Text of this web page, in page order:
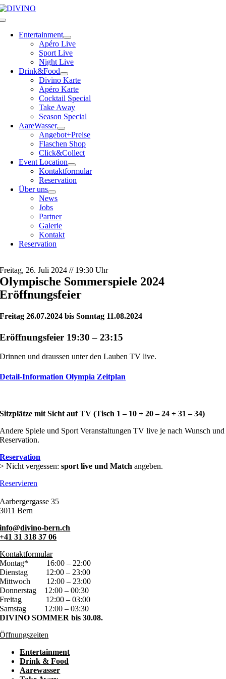
Skip
to
Toggle
NavigationEntertainment
Apéro Live
Sport Live
Night Live
Drink&Food
Divino Karte
Apéro Karte
Cocktail Special
Take Away
Season Special
AareWasser
Angebot+Preise
Flaschen Shop
Click&Collect
Event Location
Kontaktformular
Reservation
Über uns
News
Jobs
Partner
Galerie
Kontakt
Reservation
Freitag, 26. Juli 2024 // 19:30 Uhr
Olympische Sommerspiele 2024
Eröffnungsfeier
Freitag 26.07.2024 bis Sonntag 11.08.2024
Eröffnungsfeier 19:30 – 23:15
Drinnen und draussen unter den Lauben TV live.
Detail-Information Olympia Zeitplan
Sitzplätze mit Sicht auf TV (Tisch 1 – 10 + 20 – 24 + 31 – 34)
Andere Spiele und Sport Veranstaltungen TV live je nach Wunsch und
Reservation.
Reservation
> Nicht vergessen:sport live und Match angeben.
Reservieren
Aarbergergasse 35
3011 Bern
info@divino-bern.ch
+41 31 318 37 06
Kontaktformular
Montag*
16:00 – 22:00
Dienstag
12:00 – 23:00
Mittwoch
12:00 – 23:00
Donnerstag
12:00 – 00:30
Freitag
12:00 – 03:00
Samstag
12:00 – 03:30
DIVINO SOMMER bis 30.08.
Öffnungszeiten
Entertainment
Drink & Food
Aarewasser